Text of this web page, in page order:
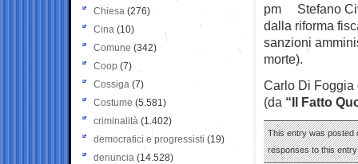
pm Stefano
dalla riforma
sanzioni
morte).
Carlo Di Foggia
(da “Il Fatto
This entry was posted
responses to this
Chiesa (276)
Cina (10)
Comune (342)
Coop (7)
Cossiga (7)
Costume (5.581)
criminalità (1.402)
democratici e progressisti (19)
denuncia (14.528)